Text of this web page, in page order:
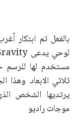
بالفعل تم ابتكار
مستخدم لها للرسم
ثلاثي الابعاد وهذا
يرتديها الشخص
موجات راديو